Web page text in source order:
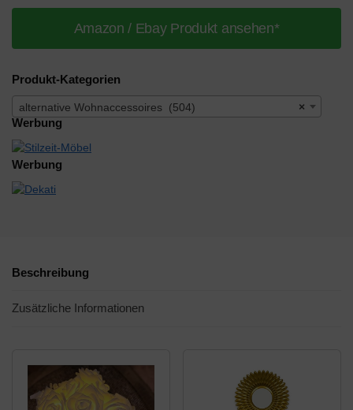
Amazon / Ebay Produkt ansehen*
Produkt-Kategorien
×
alternative Wohnaccessoires (504)
Werbung
Werbung
Beschreibung
Zusätzliche Informationen